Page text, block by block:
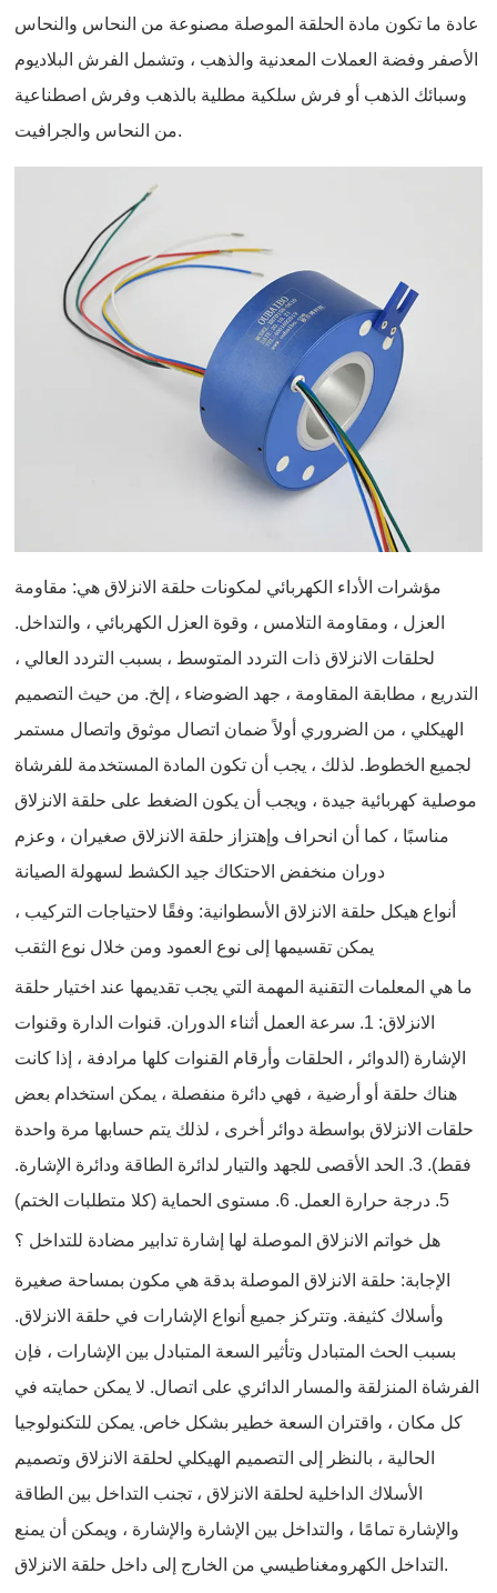
عادة ما تكون مادة الحلقة الموصلة مصنوعة من النحاس والنحاس
الأصفر وفضة العملات المعدنية والذهب ، وتشمل الفرش البلاديوم
وسبائك الذهب أو فرش سلكية مطلية بالذهب وفرش اصطناعية
من النحاس والجرافيت.
مؤشرات الأداء الكهربائي لمكونات حلقة الانزلاق هي: مقاومة
العزل ، ومقاومة التلامس ، وقوة العزل الكهربائي ، والتداخل.
لحلقات الانزلاق ذات التردد المتوسط ، بسبب التردد العالي ،
التدريع ، مطابقة المقاومة ، جهد الضوضاء ، إلخ. من حيث التصميم
الهيكلي ، من الضروري أولاً ضمان اتصال موثوق واتصال مستمر
لجميع الخطوط. لذلك ، يجب أن تكون المادة المستخدمة للفرشاة
موصلية كهربائية جيدة ، ويجب أن يكون الضغط على حلقة الانزلاق
مناسبًا ، كما أن انحراف وإهتزاز حلقة الانزلاق صغيران ، وعزم
دوران منخفض الاحتكاك جيد الكشط لسهولة الصيانة
أنواع هيكل حلقة الانزلاق الأسطوانية: وفقًا لاحتياجات التركيب ،
يمكن تقسيمها إلى نوع العمود ومن خلال نوع الثقب
ما هي المعلمات التقنية المهمة التي يجب تقديمها عند اختيار حلقة
الانزلاق: 1. سرعة العمل أثناء الدوران. قنوات الدارة وقنوات
الإشارة (الدوائر ، الحلقات وأرقام القنوات كلها مرادفة ، إذا كانت
هناك حلقة أو أرضية ، فهي دائرة منفصلة ، يمكن استخدام بعض
حلقات الانزلاق بواسطة دوائر أخرى ، لذلك يتم حسابها مرة واحدة
فقط). 3. الحد الأقصى للجهد والتيار لدائرة الطاقة ودائرة الإشارة.
5. درجة حرارة العمل. 6. مستوى الحماية (كلا متطلبات الختم)
هل خواتم الانزلاق الموصلة لها إشارة تدابير مضادة للتداخل ؟
الإجابة: حلقة الانزلاق الموصلة بدقة هي مكون بمساحة صغيرة
وأسلاك كثيفة. وتتركز جميع أنواع الإشارات في حلقة الانزلاق.
بسبب الحث المتبادل وتأثير السعة المتبادل بين الإشارات ، فإن
الفرشاة المنزلقة والمسار الدائري على اتصال. لا يمكن حمايته في
كل مكان ، واقتران السعة خطير بشكل خاص. يمكن للتكنولوجيا
الحالية ، بالنظر إلى التصميم الهيكلي لحلقة الانزلاق وتصميم
الأسلاك الداخلية لحلقة الانزلاق ، تجنب التداخل بين الطاقة
والإشارة تمامًا ، والتداخل بين الإشارة والإشارة ، ويمكن أن يمنع
التداخل الكهرومغناطيسي من الخارج إلى داخل حلقة الانزلاق.